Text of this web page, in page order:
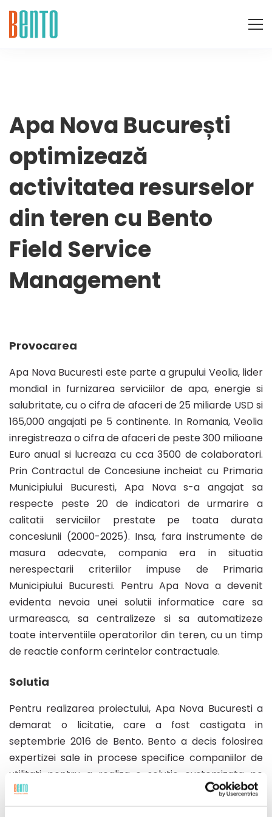
Apa
Nova
București
optimizează
activitatea
resurselor
din
teren
cu
Bento
Field
Service
Management
Apa Nova București
optimizează
activitatea resurselor
din teren cu Bento
Field Service
Management
Provocarea
Apa Nova Bucuresti este parte a grupului Veolia, lider
mondial in furnizarea serviciilor de apa, energie si
salubritate, cu o cifra de afaceri de 25 miliarde USD si
165,000 angajati pe 5 continente. In Romania, Veolia
inregistreaza o cifra de afaceri de peste 300 milioane
Euro anual si lucreaza cu cca 3500 de colaboratori.
Prin Contractul de Concesiune incheiat cu Primaria
Municipiului Bucuresti, Apa Nova s-a angajat sa
respecte peste 20 de indicatori de urmarire a
calitatii serviciilor prestate pe toata durata
concesiunii (2000-2025). Insa, fara instrumente de
masura adecvate, compania era in situatia
nerespectarii criteriilor impuse de Primaria
Municipiului Bucuresti. Pentru Apa Nova a devenit
evidenta nevoia unei solutii informatice care sa
urmareasca, sa centralizeze si sa automatizeze
toate interventiile operatorilor din teren, cu un timp
de reactie conform cerintelor contractuale.
Solutia
Pentru realizarea proiectului, Apa Nova Bucuresti a
demarat o licitatie, care a fost castigata in
septembrie 2016 de Bento. Bento a decis folosirea
expertizei sale in procese specifice companiilor de
utilitati pentru a realiza o solutie customizata pe
nevoile clientului. Pentru proiect au fost alocati 16
dezvoltatori, testeri, analisti si arhitecti de sistem. Au